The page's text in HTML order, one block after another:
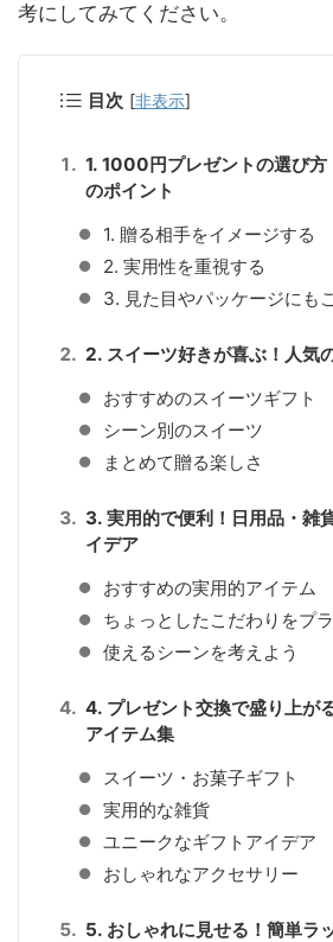
考にしてみてください。
目次 [非表示]
1. 1000円プレゼントの選び
のポイント
1. 贈る相手をイメージする
2. 実用性を重視する
3. 見た目やパッケージにも
2. スイーツ好きが喜ぶ！人気
おすすめのスイーツギフト
シーン別のスイーツ
まとめて贈る楽しさ
3. 実用的で便利！日用品・雑
イデア
おすすめの実用的アイテム
ちょっとしたこだわりをプ
使えるシーンを考えよう
4. プレゼント交換で盛り上が
アイテム集
スイーツ・お菓子ギフト
実用的な雑貨
ユニークなギフトアイデア
おしゃれなアクセサリー
5. おしゃれに見せる！簡単ラ